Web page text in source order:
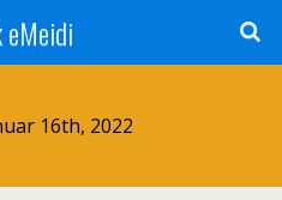
16th, 2022